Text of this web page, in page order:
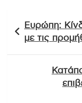
άρθρων
Ευρώπη:
με τις